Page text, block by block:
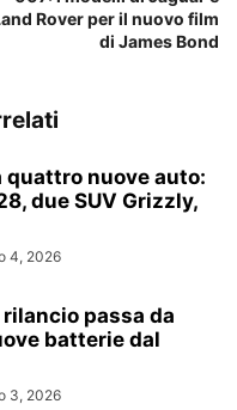
Rover per il nuovo film
di James Bond
quattro nuove auto:
due SUV Grizzly,
4, 2026
passa da
batterie dal
3, 2026